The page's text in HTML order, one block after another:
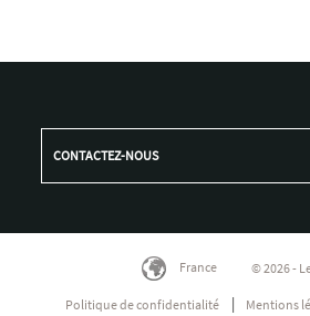
CONTACTEZ-NOUS
France © 2026 -
Politique de confidentialité Mentions